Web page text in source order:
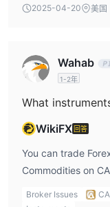
2025-04-20 美国
Wahab
1-2年
What
WikiFX 回答
You can trade
Commodities on
not support
Broker Issues